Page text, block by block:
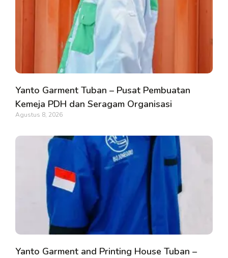
Yanto Garment Tuban – Pusat Pembuatan
Kemeja PDH dan Seragam Organisasi
Agustus 8, 2026
Yanto Garment and Printing House Tuban –